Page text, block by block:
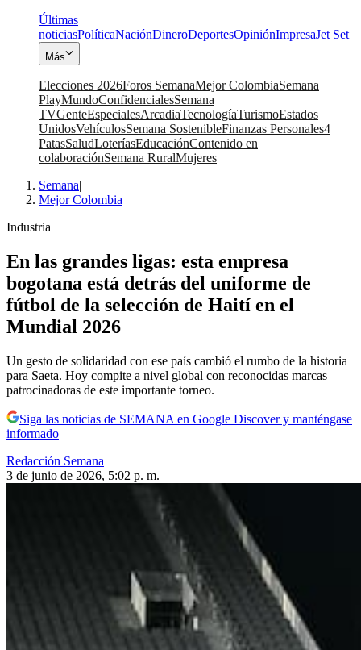
Últimas
noticiasPolíticaNaciónDineroDeportesOpiniónImpresaJet Set
Más
Elecciones 2026Foros SemanaMejor ColombiaSemana
PlayMundoConfidencialesSemana
TVGenteEspecialesArcadiaTecnologíaTurismoEstados
UnidosVehículosSemana SostenibleFinanzas Personales4
PatasSaludLoteríasEducaciónContenido en
colaboraciónSemana RuralMujeres
Semana|
Mejor Colombia
Industria
En las grandes ligas: esta empresa
bogotana está detrás del uniforme de
fútbol de la selección de Haití en el
Mundial 2026
Un gesto de solidaridad con ese país cambió el rumbo de la historia
para Saeta. Hoy compite a nivel global con reconocidas marcas
patrocinadoras de este importante torneo.
Siga las noticias de SEMANA en Google Discover y manténgase
informado
Redacción Semana
3 de junio de 2026, 5:02 p. m.